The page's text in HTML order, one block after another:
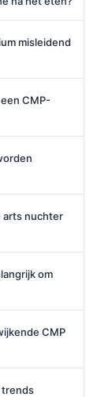
misleidend
CMP-
arts nuchter
om
CMP
trends